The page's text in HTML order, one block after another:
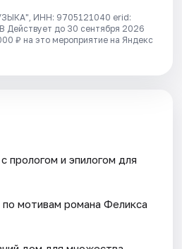
ИНН: 9705121040 erid:
Действует до 30 сентября 2026
₽ на это мероприятие на Яндекс
прологом и эпилогом для
мотивам романа Феликса